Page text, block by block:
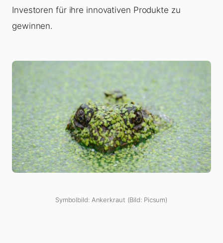
Investoren für ihre innovativen Produkte zu
gewinnen.
Symbolbild: Ankerkraut (Bild: Picsum)